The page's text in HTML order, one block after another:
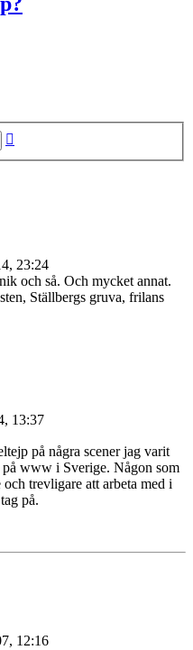
23:24
och så. Och mycket annat.
Ställbergs gruva, frilans
13:37
på några scener jag varit
på www i Sverige. Någon som
trevligare att arbeta med i
på.
12:16